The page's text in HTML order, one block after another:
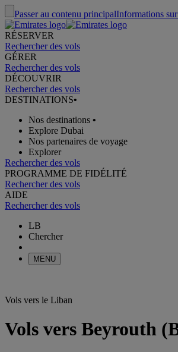
Passer au contenu principalInformations
RÉSERVER
Rechercher des vols
GÉRER
Rechercher des vols
DÉCOUVRIR
Rechercher des vols
DESTINATIONS•
Nos destinations •
Explore Dubai
Nos partenaires de voyage
Explorer
Rechercher des vols
PROGRAMME DE FIDÉLITÉ
Rechercher des vols
AIDE
Rechercher des vols
LB
Chercher
MENU
Vols vers le Liban
Vols vers Beyrouth